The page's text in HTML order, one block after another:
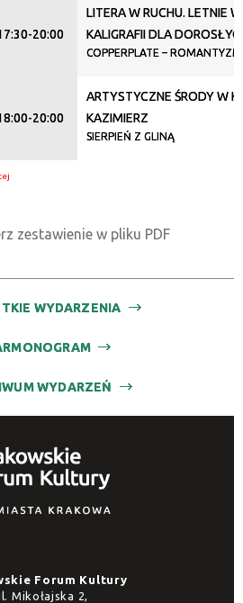
20:00
LITERA W RUCHU. LETNIE
KALIGRAFII DLA
COPPERPLATE –
20:00
ARTYSTYCZNE ŚRODY W
KAZIMIERZ
SIERPIEŃ Z GLINĄ
zestawienie w pliku PDF
WYDARZENIA
WYDARZEŃ
Forum Kultury
Mikołajska 2,